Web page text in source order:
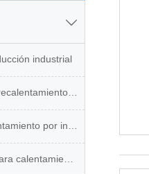

industrial
Serie CR2000 de máquina de precalentamiento de soldadura y PWHT